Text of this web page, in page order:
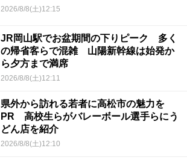
2026/8/8(土)12:15
JR岡山駅でお盆期間の下りピーク 多く
の帰省客らで混雑 山陽新幹線は始発か
ら夕方まで満席
2026/8/8(土)12:11
県外から訪れる若者に高松市の魅力を
PR 高校生らがバレーボール選手らにう
どん店を紹介
2026/8/8(土)12:10